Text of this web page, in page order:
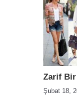
Zarif Bir
Şubat 18,